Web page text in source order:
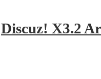
Discuz! X3.2